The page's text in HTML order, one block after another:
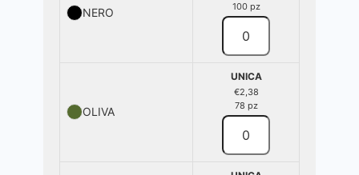
NERO
100 pz
OLIVA
UNICA
€2,38
78 pz